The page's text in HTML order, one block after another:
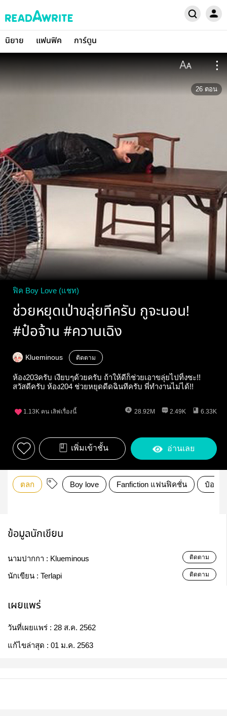
นิยาย แฟนฟิค การ์ตูน
26 ตอน
ฟิค Boy Love (แชท)
ช่วยหยุดเป่าขลุ่ยทีครับ กูจะนอน!
#ป๋อจ้าน #ควานเฉิง
Klueminous ติดตาม
ห้อง203ครับ เงียบๆด้วยครับ ถ้าให้ดีก็ช่วยเอาขลุ่ยไปทิ้งซะ!!
สวัสดีครับ ห้อง204 ช่วยหยุดดีดฉินทีครับ พี่ทำงานไม่ได้!!
1.13K คน เลิฟเรื่องนี้ 28.92M 2.49K 6.33K
เพิ่มเข้าชั้น อ่านเลย
ตลก Boy love Fanfiction แฟนฟิคชั่น ป๋อจ้า
ข้อมูลนักเขียน
นามปากกา : Klueminous ติดตาม
นักเขียน : Terlapi ติดตาม
เผยแพร่
วันที่เผยแพร่ : 28 ส.ค. 2562
แก้ไขล่าสุด : 01 ม.ค. 2563